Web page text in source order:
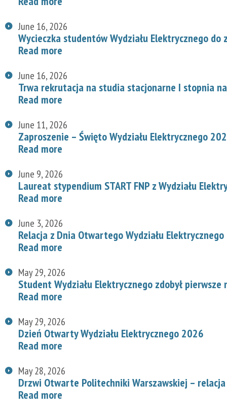
June 16, 2026
Wycieczka studentów Wydziału Elektrycznego
Read more
June 16, 2026
Trwa rekrutacja na studia stacjonarne I stopnia
Read more
June 11, 2026
Zaproszenie – Święto Wydziału Elektrycznego
Read more
June 9, 2026
Laureat stypendium START FNP z Wydziału
Read more
June 3, 2026
Relacja z Dnia Otwartego Wydziału
Read more
May 29, 2026
Student Wydziału Elektrycznego zdobył
Read more
May 29, 2026
Dzień Otwarty Wydziału Elektrycznego 2026
Read more
May 28, 2026
Drzwi Otwarte Politechniki Warszawskiej – relacja
Read more